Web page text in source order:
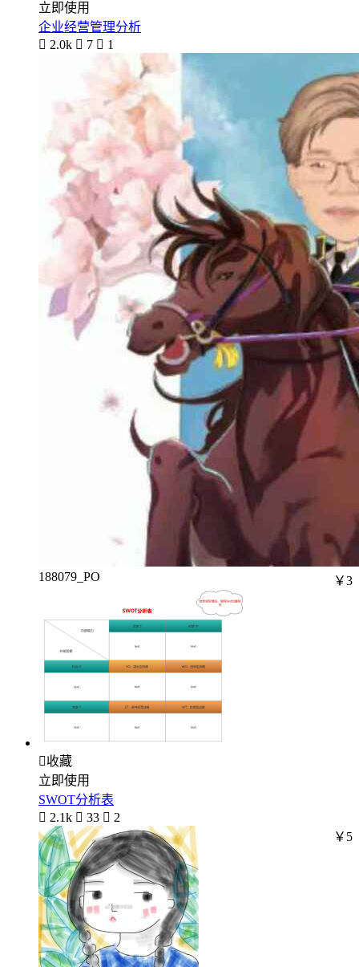
立即使用
企业经营管理分析
 2.0k  7  1
188079_PO ￥3
收藏
立即使用
SWOT分析表
 2.1k  33  2
￥5